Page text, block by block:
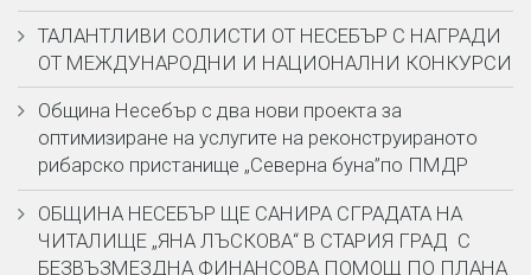
ТАЛАНТЛИВИ СОЛИСТИ ОТ НЕСЕБЪР С НАГРАДИ
ОТ МЕЖДУНАРОДНИ И НАЦИОНАЛНИ КОНКУРСИ
Община Несебър с два нови проекта за
оптимизиране на услугите на реконструираното
рибарско пристанище „Северна буна”по ПМДР
ОБЩИНА НЕСЕБЪР ЩЕ САНИРА СГРАДАТА НА
ЧИТАЛИЩЕ „ЯНА ЛЪСКОВА“ В СТАРИЯ ГРАД С
БЕЗВЪЗМЕЗДНА ФИНАНСОВА ПОМОЩ ПО ПЛАНА